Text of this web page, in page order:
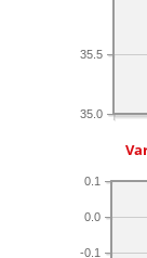
35.0
35.5
-0.1
0.0
0.1